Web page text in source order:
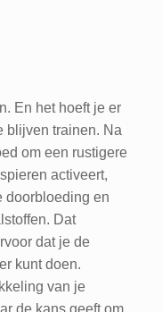
En het hoeft je er
blijven trainen. Na
om een rustigere
activeert,
doorbloeding en
Dat
dat je de
kunt doen.
van je